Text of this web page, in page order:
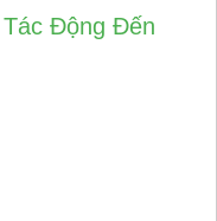
Động Đến